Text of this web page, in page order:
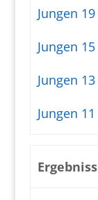
Jungen 19
Jungen 15
Jungen 13
Jungen 11